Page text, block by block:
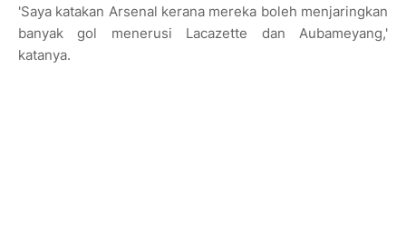
'Saya katakan Arsenal kerana mereka boleh menjaringkan
banyak gol menerusi Lacazette dan Aubameyang,'
katanya.